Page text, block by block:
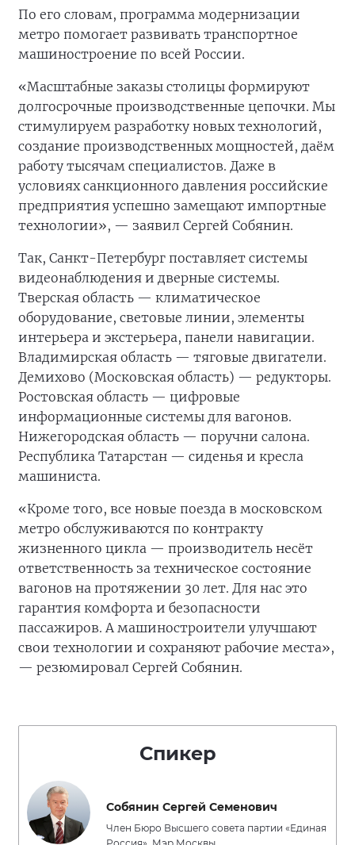
По его словам, программа модернизации
метро помогает развивать транспортное
машиностроение по всей России.
«Масштабные заказы столицы формируют
долгосрочные производственные цепочки. Мы
стимулируем разработку новых технологий,
создание производственных мощностей, даём
работу тысячам специалистов. Даже в
условиях санкционного давления российские
предприятия успешно замещают импортные
технологии», — заявил Сергей Собянин.
Так, Санкт-Петербург поставляет системы
видеонаблюдения и дверные системы.
Тверская область — климатическое
оборудование, световые линии, элементы
интерьера и экстерьера, панели навигации.
Владимирская область — тяговые двигатели.
Демихово (Московская область) — редукторы.
Ростовская область — цифровые
информационные системы для вагонов.
Нижегородская область — поручни салона.
Республика Татарстан — сиденья и кресла
машиниста.
«Кроме того, все новые поезда в московском
метро обслуживаются по контракту
жизненного цикла — производитель несёт
ответственность за техническое состояние
вагонов на протяжении 30 лет. Для нас это
гарантия комфорта и безопасности
пассажиров. А машиностроители улучшают
свои технологии и сохраняют рабочие места»,
— резюмировал Сергей Собянин.
Спикер
Собянин Сергей Семенович
Член Бюро Высшего совета партии «Единая